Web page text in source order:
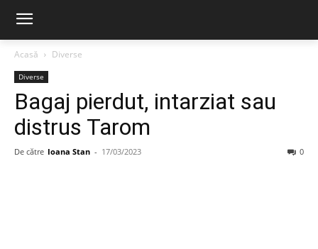
Acasă Diverse
Diverse
Bagaj pierdut, intarziat sau
distrus Tarom
De către Ioana Stan - 17/03/2023 0